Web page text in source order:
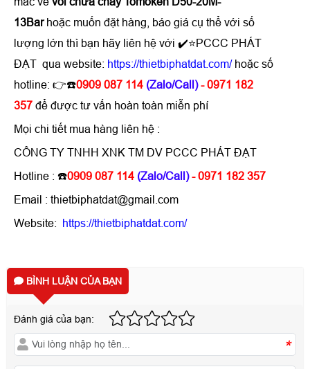
13Bar hoặc muốn đặt hàng, báo giá cụ thể với số
lượng lớn thì bạn hãy liên hệ với ✔️⭐PCCC PHÁT
ĐẠT qua website: https://thietbiphatdat.com/hoặc số
hotline: 👉☎️0909 087 114 (Zalo/Call) - 0971 182
357 để được tư vấn hoàn toàn miễn phí
Mọi chi tiết mua hàng liên hệ :
CÔNG TY TNHH XNK TM DV PCCC PHÁT ĐẠT
Hotline : ☎️0909 087 114 (Zalo/Call) - 0971 182 357
Email : thietbiphatdat@gmail.com
Website:
https://thietbiphatdat.com/
BÌNH LUẬN CỦA BẠN
Đánh giá của bạn:
*